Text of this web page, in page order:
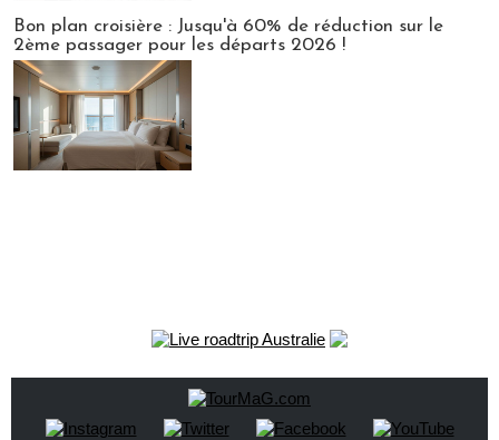
Bon plan croisière : Jusqu'à 60% de réduction sur le
2ème passager pour les départs 2026 !